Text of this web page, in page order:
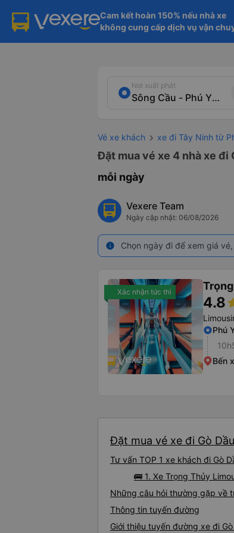
Cam kết hoàn 150% nếu nhà xe
không cung cấp dịch vụ vận
Nơi xuất phát
Vé xe khách xe đi Tây Ninh từ
Đặt mua vé xe 4 nhà xe đi
mỗi ngày
Vexere Team
Ngày cập nhật: 06/08/2026
info Chọn ngày đi để xem giá
Xác nhận tức thì
4.8
Phú
Bến
Đặt mua vé xe đi Gò
Tư vấn TOP 1 xe khách đi Gò
🚌 1. Xe Trọng Thủy
Những câu hỏi thường gặp về
Thông tin tuyến đường
Giới thiệu tuyến đường xe đi